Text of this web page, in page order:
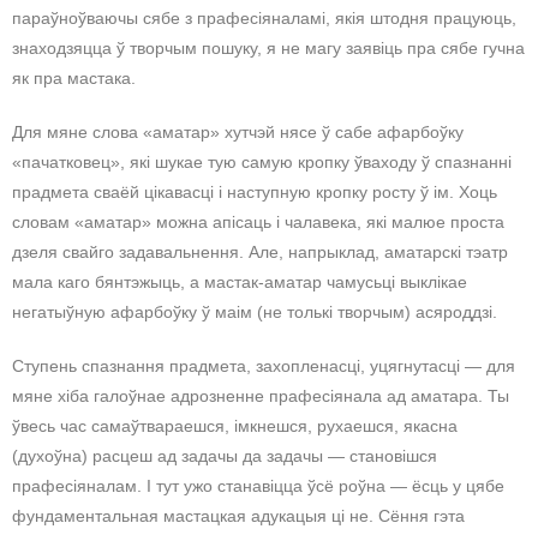
параўноўваючы сябе з прафесіяналамі, якія штодня працуюць,
знаходзяцца ў творчым пошуку, я не магу заявіць пра сябе гучна
як пра мастака.
Для мяне слова «аматар» хутчэй нясе ў сабе афарбоўку
«пачатковец», які шукае тую самую кропку ўваходу ў спазнанні
прадмета сваёй цікавасці і наступную кропку росту ў ім. Хоць
словам «аматар» можна апісаць і чалавека, які малюе проста
дзеля свайго задавальнення. Але, напрыклад, аматарскі тэатр
мала каго бянтэжыць, а мастак-аматар чамусьці выклікае
негатыўную афарбоўку ў маім (не толькі творчым) асяроддзі.
Ступень спазнання прадмета, захопленасці, уцягнутасці — для
мяне хіба галоўнае адрозненне прафесіянала ад аматара. Ты
ўвесь час самаўтвараешся, імкнешся, рухаешся, якасна
(духоўна) расцеш ад задачы да задачы — становішся
прафесіяналам. І тут ужо станавіцца ўсё роўна — ёсць у цябе
фундаментальная мастацкая адукацыя ці не. Сёння гэта